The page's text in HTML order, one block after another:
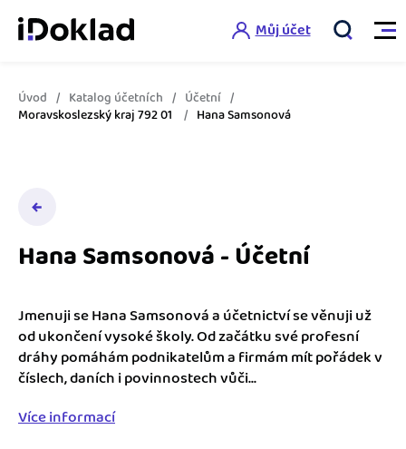
Vlastnosti
Správa kontaktů
Hlídání cashflow
Výkazy pro úřady
Propojení na další systémy
Spřátelené účetní
Jak začít s iDokladem
Jak začít podnikat
Jak se vyznat ve fakturaci
Šablona pro plátce DPH
Šablona pro neplátce DPH
Registrovat ZDARMA
Můj účet
Úvod Katalog účetních
Účetní
Moravskoslezský kraj 792 01
Hana Samsonová
Hana Samsonová - Účetní
Jmenuji se Hana Samsonová a účetnictví se věnuji už
od ukončení vysoké školy. Od začátku své profesní
dráhy pomáhám podnikatelům a firmám mít pořádek v
číslech, daních i povinnostech vůči...
Více informací